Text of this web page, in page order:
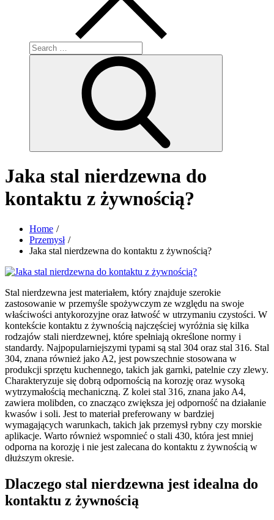
Search
for:
Jaka stal nierdzewna do
kontaktu z żywnością?
Home
Przemysł
Jaka stal nierdzewna do kontaktu z żywnością?
Stal nierdzewna jest materiałem, który znajduje szerokie
zastosowanie w przemyśle spożywczym ze względu na swoje
właściwości antykorozyjne oraz łatwość w utrzymaniu czystości. W
kontekście kontaktu z żywnością najczęściej wyróżnia się kilka
rodzajów stali nierdzewnej, które spełniają określone normy i
standardy. Najpopularniejszymi typami są stal 304 oraz stal 316. Stal
304, znana również jako A2, jest powszechnie stosowana w
produkcji sprzętu kuchennego, takich jak garnki, patelnie czy zlewy.
Charakteryzuje się dobrą odpornością na korozję oraz wysoką
wytrzymałością mechaniczną. Z kolei stal 316, znana jako A4,
zawiera molibden, co znacząco zwiększa jej odporność na działanie
kwasów i soli. Jest to materiał preferowany w bardziej
wymagających warunkach, takich jak przemysł rybny czy morskie
aplikacje. Warto również wspomnieć o stali 430, która jest mniej
odporna na korozję i nie jest zalecana do kontaktu z żywnością w
dłuższym okresie.
Dlaczego stal nierdzewna jest idealna do
kontaktu z żywnością